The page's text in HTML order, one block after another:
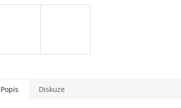
Popis Diskuze